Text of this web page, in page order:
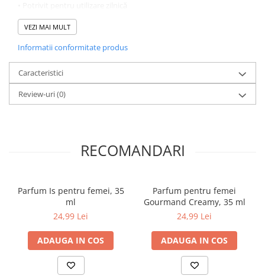
• Flacon cu design modern și premium
• Pulverizator pentru aplicare uniformă
• Alegere excelentă pentru cadou
• Aspect elegant care completează colecția de parfumuri
Alege un parfum care îmbină eleganța, feminitatea și
rafinamentul, oferind o experiență parfumată plăcută în fiecare
zi.
Eventualele referințe descriptive privind stilul olfactiv, ambalajul
VEZI MAI MULT
Informatii conformitate produs
Caracteristici
Review-uri(0)
RECOMANDARI
Parfum Is pentru femei, 35
ml
24,99 Lei
ADAUGA IN COS
Parfum pentru femei
Gourmand Creamy, 35 ml
24,99 Lei
ADAUGA IN COS